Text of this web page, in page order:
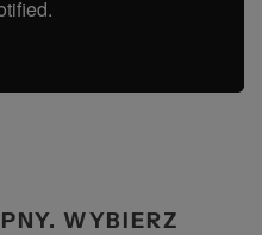
WYBIERZ